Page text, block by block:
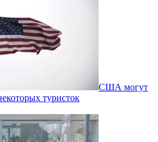
США могут
туристок